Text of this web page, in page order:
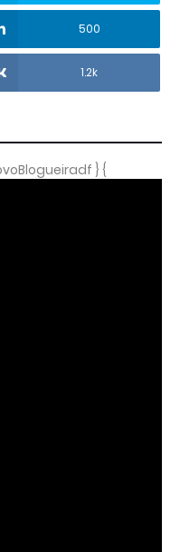
500
1.2k
} {